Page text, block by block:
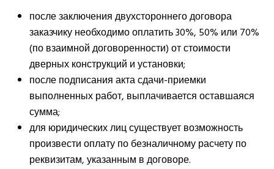
после заключения двухстороннего договора
заказчику необходимо оплатить 30%, 50% или 70%
(по взаимной договоренности) от стоимости
дверных конструкций и установки;
после подписания акта сдачи-приемки
выполненных работ, выплачивается оставшаяся
сумма;
для юридических лиц существует возможность
произвести оплату по безналичному расчету по
реквизитам, указанным в договоре.